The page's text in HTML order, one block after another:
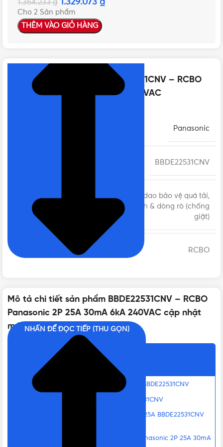
1.364.233₫ 1.329.073 ₫
Cho 2 Sản phẩm
THÊM VÀO GIỎ HÀNG
Thông số kỹ thuật của BBDE22531CNV – RCBO
Panasonic 2P 25A 30mA 6kA 240VAC
Panasonic
BBDE22531CNV
DÒNG SẢN PHẨM
RCBO cầu dao bảo vệ quá tải,
ngắn mạch & dòng rò (chống
giật)
LOẠI CẦU DAO RCBO
CHẤT LIỆU Nhựa cao cấp
KHỐI LƯỢNG
SỐ CỰC
NHẤN ĐỂ XEM TIẾP (THU GỌN)
Mô tả chi tiết sản phẩm BBDE22531CNV – RCBO
Panasonic 2P 25A 30mA 6kA 240VAC cập nhật
mới
Nội dung chính
Thống số cơ bản của RCBO Panasonic BBDE22531CNV
Đặc điểm nổi bật của cầu dao BBDE22531CNV
Vật Tư 365 – Nơi bán RCBO Panasonic 25A BBDE22531CNV
Liên hệ mua BBDE22531CNV – RCBO Panasonic 2P 25A 30mA
NHẤN ĐỂ ĐỌC TIẾP (THU GỌN)